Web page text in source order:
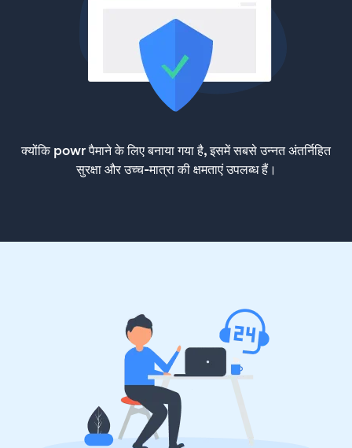
क्योंकि powr पैमाने के लिए बनाया गया है, इसमें सबसे उन्नत अंतर्निहित
सुरक्षा और उच्च-मात्रा की क्षमताएं उपलब्ध हैं।